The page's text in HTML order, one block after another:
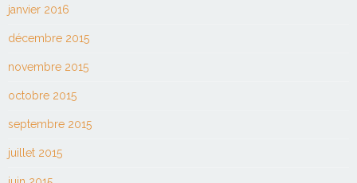
janvier 2016
décembre 2015
novembre 2015
octobre 2015
septembre 2015
juillet 2015